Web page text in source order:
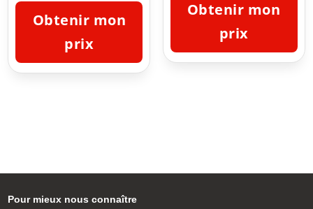
Obtenir mon
prix
Obtenir mon
prix
Pour mieux nous connaître